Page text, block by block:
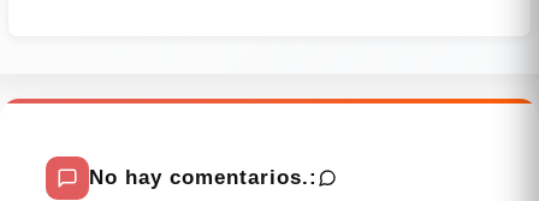
No hay comentarios.: